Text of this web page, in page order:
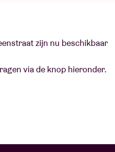
zijn nu beschikbaar
via de knop hieronder.